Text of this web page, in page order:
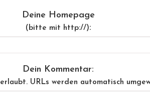
Deine Homepage
(bitte mit http://):
Dein Kommentar:
erlaubt. URLs werden automatisch